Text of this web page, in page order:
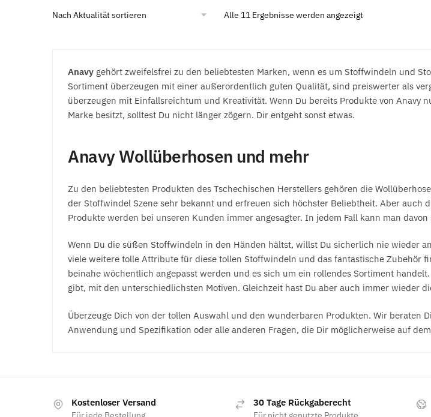
Alle 11 Ergebnisse werden angezeigt
Anavy gehört zweifelsfrei zu den beliebtesten Marken, wenn es um Stoffwindeln und
Sortiment überzeugen mit einer außerordentlich guten Qualität, sind preiswerter als
überzeugen mit Einfallsreichtum und Kreativität. Wenn Du bereits Produkte von
Marke besitzt, solltest Du nicht länger zögern. Dir entgeht sonst etwas.
Anavy Wollüberhosen und mehr
Zu den beliebtesten Produkten des Tschechischen Herstellers gehören die
der Stoffwindel Szene sehr bekannt und erfreuen sich höchster Beliebtheit. Aber auch
Produkte werden bei unseren Kunden immer angesagter. In jedem Fall kann man
Wenn Du die süßen Stoffwindeln in den Händen hältst, willst Du sicherlich nie wieder
viele weitere tolle Attribute für diese tollen Stoffwindeln und das fantastische Zubehör
beinahe wöchentlich angepasst werden und es sich um ein rollendes Sortiment
gibt, mit den unterschiedlichsten Motiven. Gleichzeit hast Du aber auch immer wieder
Überzeuge Dich von der tollen Auswahl und den wunderbaren Produkten. Wir
Anwendung und Spezifikation oder alle anderen Fragen, die Dir möglicherweise auf
Kostenloser Versand 30 Tage Rückgaberecht